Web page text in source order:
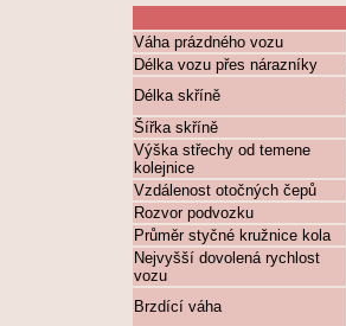
Váha prázdného vozu
Délka vozu přes nárazníky
Délka skříně
Šířka skříně
Výška střechy od temene
kolejnice
Vzdálenost otočných čepů
Rozvor podvozku
Průměr styčné kružnice kola
Nejvyšší dovolená rychlost
vozu
Brzdící váha